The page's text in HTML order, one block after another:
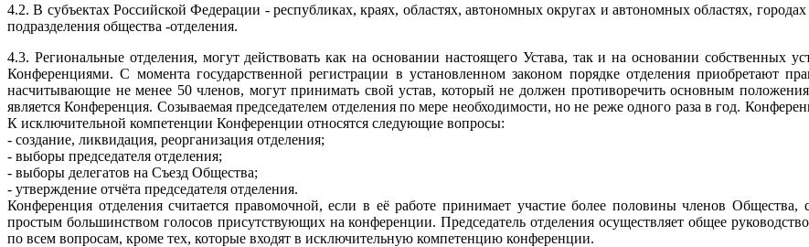
4.2. В субъектах Российской Федерации - республиках, краях, областях, автономных округах и автономных областях,
подразделения общества -отделения.
4.3. Региональные отделения, могут действовать как на основании настоящего Устава, так и на основании
Конференциями. С момента государственной регистрации в установленном законом порядке отделения приобретают
насчитывающие не менее 50 членов, могут принимать свой устав, который не должен противоречить основным
является Конференция. Созываемая председателем отделения по мере необходимости, но не реже одного раза в год.
К исключительной компетенции Конференции относятся следующие вопросы:
- создание, ликвидация, реорганизация отделения;
- выборы председателя отделения;
- выборы делегатов на Съезд Общества;
- утверждение отчёта председателя отделения.
Конференция отделения считается правомочной, если в её работе принимает участие более половины членов
простым большинством голосов присутствующих на конференции. Председатель отделения осуществляет общее
по всем вопросам, кроме тех, которые входят в исключительную компетенцию конференции.